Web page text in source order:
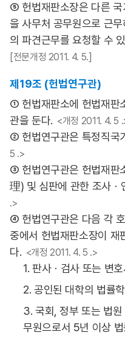
⑤ 헌법재판소장은 다른 국
을 사무처 공무원으로 근
의 파견근무를 요청할 수
[전문개정 2011. 4. 5.]
제19조 (헌법연구관)
① 헌법재판소에 헌법재판
관을 둔다. <개정 2011. 4. 5
② 헌법연구관은 특정직국
5 .>
③ 헌법연구관은 헌법재판
理) 및 심판에 관한 조사ㆍ
.>
④ 헌법연구관은 다음 각
중에서 헌법재판소장이 재
다. <개정 2011. 4. 5 .>
1. 판사ㆍ검사 또는 변
2. 공인된 대학의 법률
3. 국회, 정부 또는 법
무원으로서 5년 이상